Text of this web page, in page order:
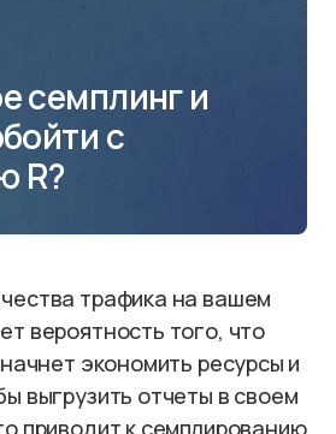
семплинг и
с
R?
трафика на вашем
вероятность того, что
экономить ресурсы и
выгрузить отчеты в своем
приводит к семплированию